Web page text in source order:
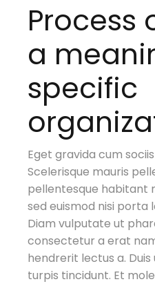
Process
a
specific
Eget gravida cum
Scelerisque mauris
pellentesque habitant
sed euismod nisi porta
Diam vulputate ut
consectetur a erat
hendrerit lectus a.
turpis tincidunt. Et